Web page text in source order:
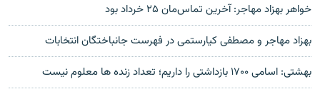
خواهر بهزاد مهاجر: آخرین تماس‌مان ۲۵ خرداد بود
بهزاد مهاجر و مصطفی کیارستمی در فهرست جانباختگان انتخابات
بهشتی: اسامی ۱۷۰۰ بازداشتی را داريم؛ تعداد زنده ها معلوم نيست